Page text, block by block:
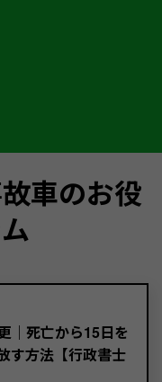
車のお役
｜死亡から15日を
す方法【行政書士